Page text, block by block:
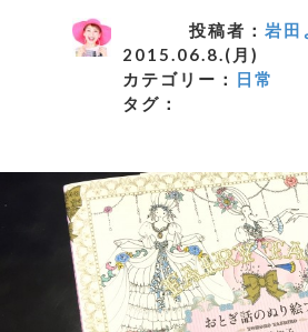
投稿者： 岩田
2015.06.8.(月)
カテゴリー： 日常
タグ：